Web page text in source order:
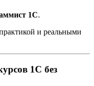
1С.
и реальными
1С без